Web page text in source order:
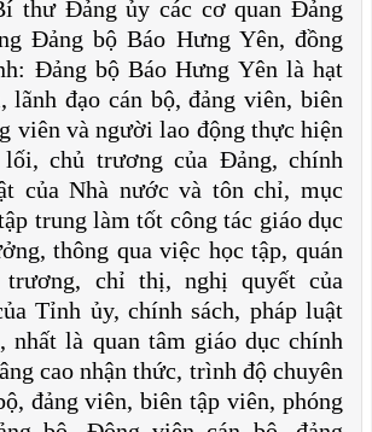
thư Đảng ủy các cơ quan Đảng
Đảng bộ Báo Hưng Yên, đồng
Đảng bộ Báo Hưng Yên là hạt
lãnh đạo cán bộ, đảng viên, biên
viên và người lao động thực hiện
chủ trương của Đảng, chính
của Nhà nước và tôn chỉ, mục
trung làm tốt công tác giáo dục
thông qua việc học tập, quán
chỉ thị, nghị quyết của
Tỉnh ủy, chính sách, pháp luật
nhất là quan tâm giáo dục chính
cao nhận thức, trình độ chuyên
đảng viên, biên tập viên, phóng